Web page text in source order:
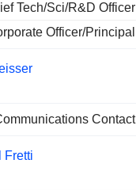
Tech/Sci/R&D Officer
Officer/Principal
Contact
Fretti